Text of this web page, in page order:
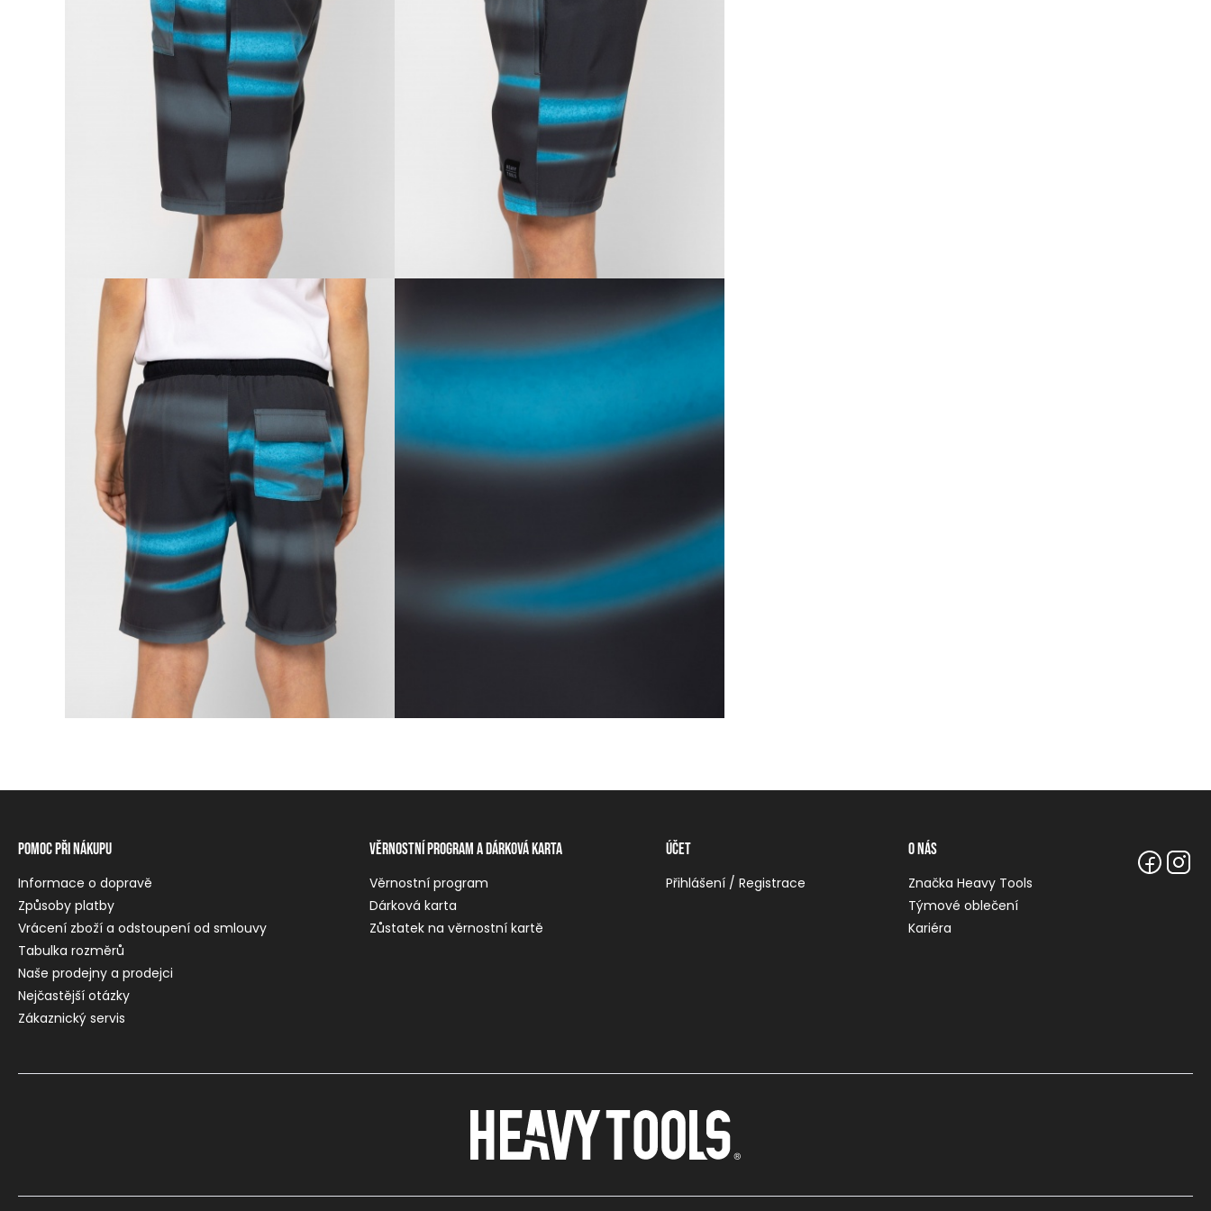
Pomoc při nákupu
Informace o dopravě
Způsoby platby
Vrácení zboží a odstoupení od smlouvy
Tabulka rozměrů
Naše prodejny a prodejci
Nejčastější otázky
Zákaznický servis
Věrnostní program a dárková karta
Věrnostní program
Dárková karta
Zůstatek na věrnostní kartě
Účet
Přihlášení / Registrace
O nás
Značka Heavy Tools
Týmové oblečení
Kariéra